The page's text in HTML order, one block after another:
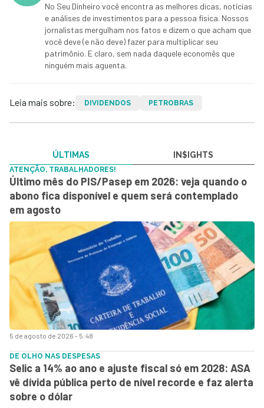
No Seu Dinheiro você encontra as melhores dicas, notícias
e análises de investimentos para a pessoa física. Nossos
jornalistas mergulham nos fatos e dizem o que acham que
você deve (e não deve) fazer para multiplicar seu
patrimônio. E claro, sem nada daquele economês que
ninguém mais aguenta.
Leia mais sobre: DIVIDENDOS PETROBRAS
ÚLTIMAS IN$IGHTS
5 de agosto de 2026 - 5:48
ATENÇÃO, TRABALHADORES!
Último mês do PIS/Pasep em 2026: veja quando o
abono fica disponível e quem será contemplado
em agosto
DE OLHO NAS DESPESAS
Selic a 14% ao ano e ajuste fiscal só em 2028: ASA
vê dívida pública perto de nível recorde e faz alerta
sobre o dólar